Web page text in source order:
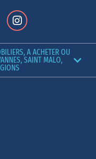
A ACHETER OU
SAINT MALO,